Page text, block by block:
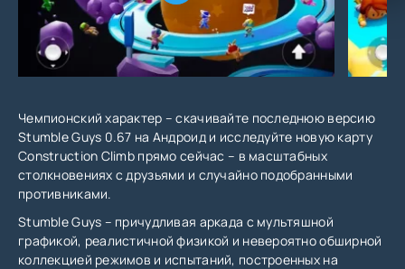
Чемпионский характер – скачивайте последнюю версию
Stumble Guys 0.67 на Андроид и исследуйте новую карту
Construction Climb прямо сейчас – в масштабных
столкновениях с друзьями и случайно подобранными
противниками.
Stumble Guys – причудливая аркада с мультяшной
графикой, реалистичной физикой и невероятно обширной
коллекцией режимов и испытаний, построенных на